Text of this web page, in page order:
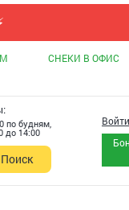
СНЕКИ В ОФИС
по будням,
до 14:00
Поиск
Войти